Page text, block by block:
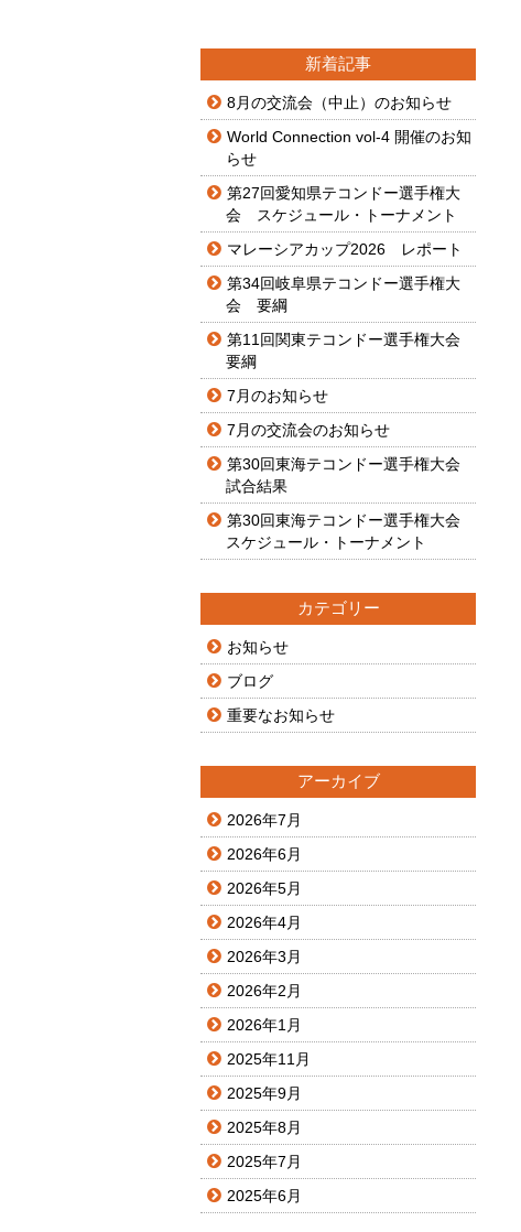
新着記事
8月の交流会（中止）のお知らせ
World Connection vol-4 開催のお知
らせ
第27回愛知県テコンドー選手権大
会 スケジュール・トーナメント
マレーシアカップ2026 レポート
第34回岐阜県テコンドー選手権大
会 要綱
第11回関東テコンドー選手権大会
要綱
7月のお知らせ
7月の交流会のお知らせ
第30回東海テコンドー選手権大会
試合結果
第30回東海テコンドー選手権大会
スケジュール・トーナメント
カテゴリー
お知らせ
ブログ
重要なお知らせ
アーカイブ
2026年7月
2026年6月
2026年5月
2026年4月
2026年3月
2026年2月
2026年1月
2025年11月
2025年9月
2025年8月
2025年7月
2025年6月